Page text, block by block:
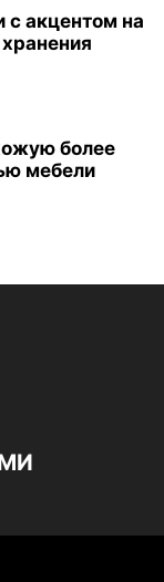
с акцентом на
более
мебели